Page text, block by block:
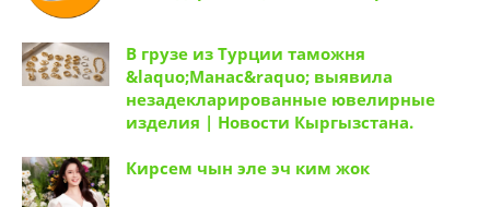
В грузе из Турции таможня
&laquo;Манас&raquo; выявила
незадекларированные ювелирные
изделия | Новости Кыргызстана.
Кирсем чын эле эч ким жок